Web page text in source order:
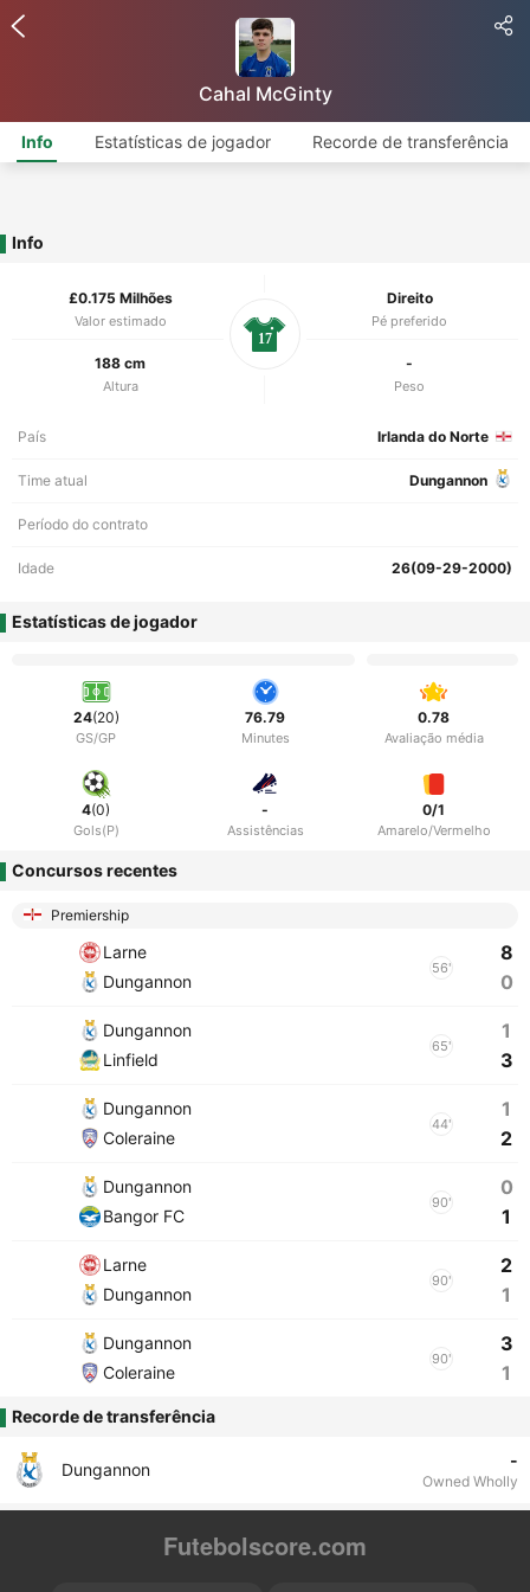
Cahal McGinty
Info Estatísticas de jogador Recorde de transferência
Info
£0.175 Milhões
Valor estimado
Direito
Pé preferido
188 cm
Altura
-
Peso
17
País Irlanda do Norte
Time atual Dungannon
Período do contrato
Idade 26(09-29-2000)
Estatísticas de jogador
24(20)
GS/GP
76.79
Minutes
0.78
Avaliação média
4(0)
Gols(P)
-
Assistências
0/1
Amarelo/Vermelho
Concursos recentes
Premiership
Larne
Dungannon
56'
8
0
Dungannon
Linfield
65'
1
3
Dungannon
Coleraine
44'
1
2
Dungannon
Bangor FC
90'
0
1
Larne
Dungannon
90'
2
1
Dungannon
Coleraine
90'
3
1
Recorde de transferência
Dungannon -
Owned Wholly
Futebolscore.com